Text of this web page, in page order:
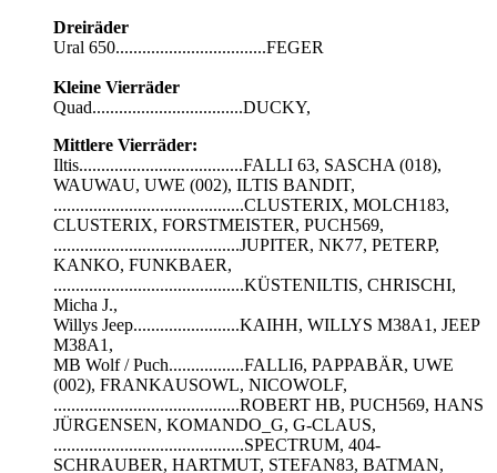
Dreiräder
Ural 650..................................FEGER
Kleine Vierräder
Quad..................................DUCKY,
Mittlere Vierräder:
Iltis.....................................FALLI 63, SASCHA (018),
WAUWAU, UWE (002), ILTIS BANDIT,
...........................................CLUSTERIX, MOLCH183,
CLUSTERIX, FORSTMEISTER, PUCH569,
..........................................JUPITER, NK77, PETERP,
KANKO, FUNKBAER,
...........................................KÜSTENILTIS, CHRISCHI,
Micha J.,
Willys Jeep........................KAIHH, WILLYS M38A1, JEEP
M38A1,
MB Wolf / Puch.................FALLI6, PAPPABÄR, UWE
(002), FRANKAUSOWL, NICOWOLF,
..........................................ROBERT HB, PUCH569, HANS
JÜRGENSEN, KOMANDO_G, G-CLAUS,
...........................................SPECTRUM, 404-
SCHRAUBER, HARTMUT, STEFAN83, BATMAN,